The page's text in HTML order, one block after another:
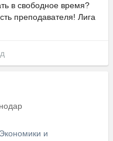
в свободное время?
преподавателя! Лига
и